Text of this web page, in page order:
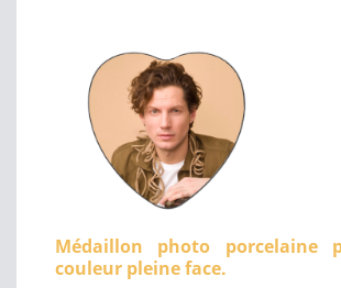
Médaillon photo porcelaine
couleur pleine face.